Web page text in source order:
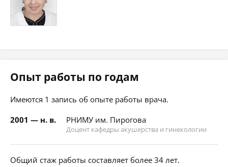
Опыт работы по годам
Имеются 1 запись об опыте работы врача.
2001 — н. в.
РНИМУ им. Пирогова
Доцент кафедры акушерства и гинекологии
Общий стаж работы составляет более 34 лет.